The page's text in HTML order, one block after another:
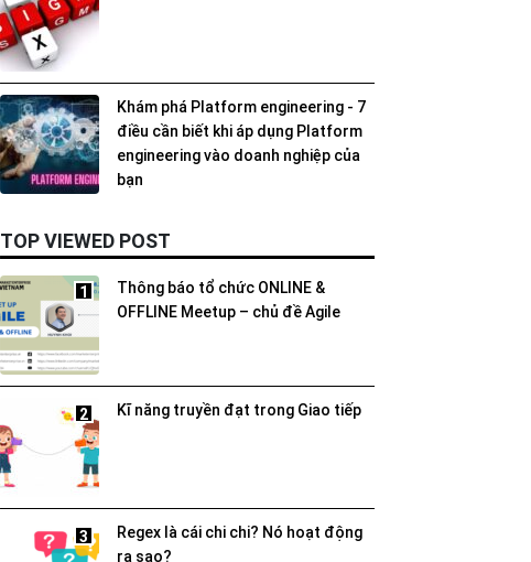
Khám phá Platform engineering - 7
điều cần biết khi áp dụng Platform
engineering vào doanh nghiệp của
bạn
TOP VIEWED POST
1
Thông báo tổ chức ONLINE &
OFFLINE Meetup – chủ đề Agile
2 Kĩ năng truyền đạt trong Giao tiếp
3
Regex là cái chi chi? Nó hoạt động
ra sao?